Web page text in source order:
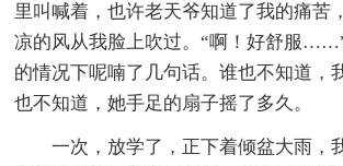
里叫喊着，也许老天爷知道了我的痛苦
凉的风从我脸上吹过。“啊！好舒服
的情况下呢喃了几句话。谁也不知道，
也不知道，她手足的扇子摇了多久。
一次，放学了，正下着倾盆大雨，